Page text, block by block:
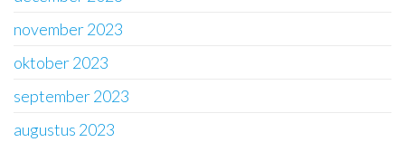
november 2023
oktober 2023
september 2023
augustus 2023